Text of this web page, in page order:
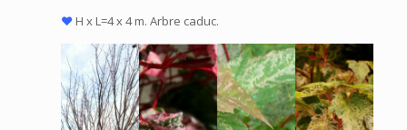
♥ H x L=4 x 4 m. Arbre caduc.